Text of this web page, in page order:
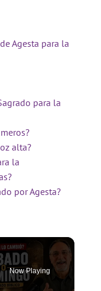
Agesta para la
para la
alta?
la
por Agesta?
Now Playing